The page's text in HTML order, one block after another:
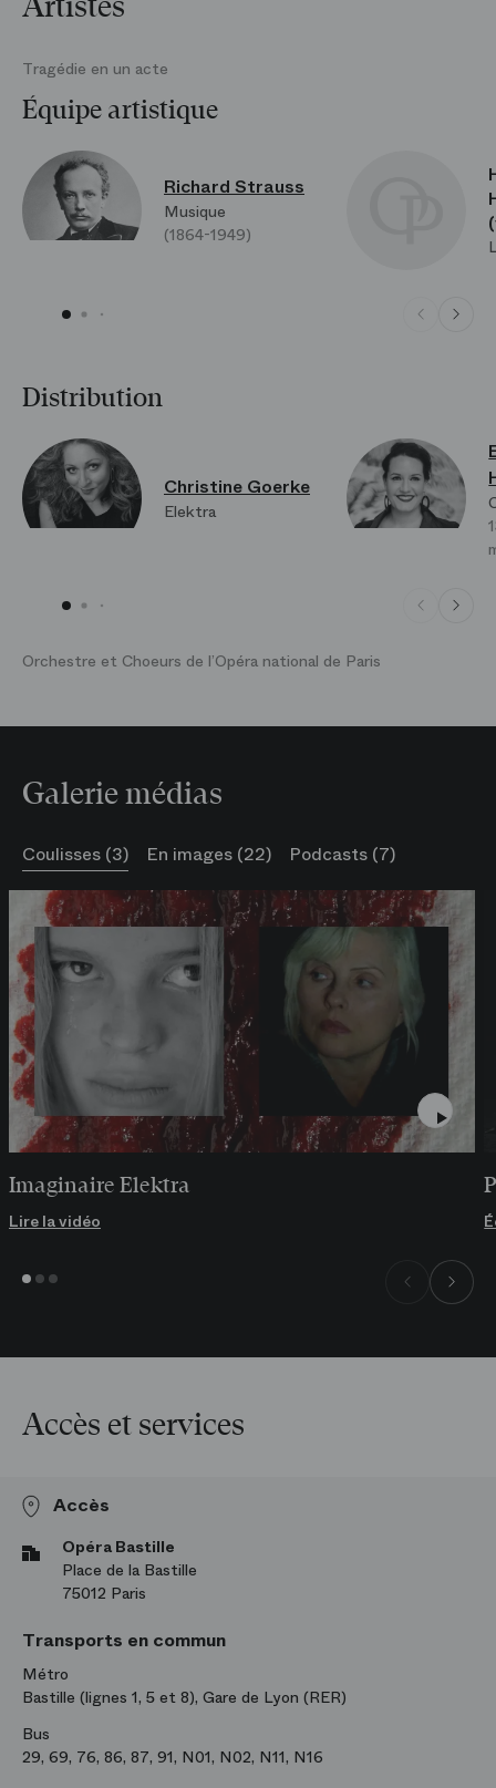
Artistes
Tragédie en un acte
Équipe artistique
Richard Strauss
Musique
(1864-1949)
Distribution
Christine Goerke
Elektra
Orchestre et Choeurs de l’Opéra national de Paris
Galerie médias
Coulisses (3) En images (22) Podcasts (7)
Imaginaire Elektra
Lire la vidéo
Accès et services
Accès
Opéra Bastille
Place de la Bastille
75012 Paris
Transports en commun
Métro
Bastille (lignes 1, 5 et 8), Gare de Lyon (RER)
Bus
29, 69, 76, 86, 87, 91, N01, N02, N11, N16